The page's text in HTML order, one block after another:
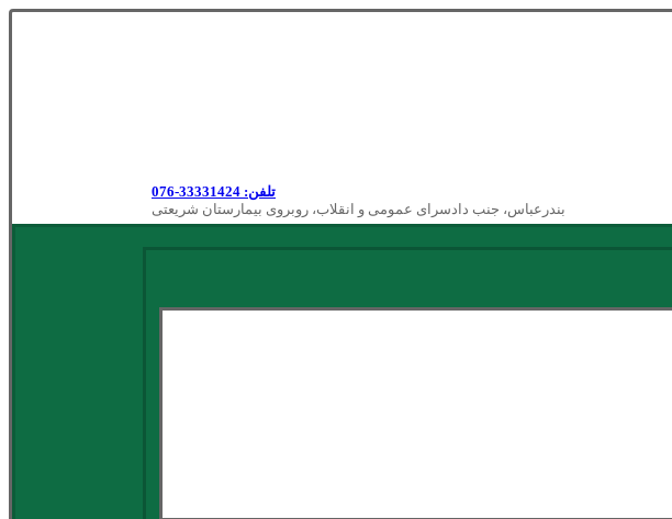
تلفن: 33331424-076
بندرعباس، جنب دادسرای عمومی و انقلاب، روبروی بیمارستان شریعتی